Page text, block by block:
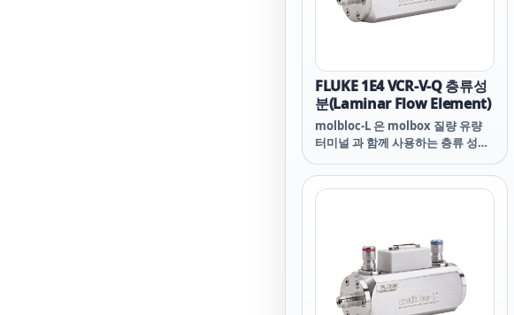
FLUKE 1E4 VCR-V-Q 층류성
분(Laminar Flow Element)
molbloc-L 은 molbox 질량 유량
터미널 과 함께 사용하는 층류 성분
Molbloc 의 유량 경로는 피스톤과
molbloc 몸체에 딱 맞는 동심원 구
molbloc 범위를 얻습니다. 고유량
범위 (1E4 이상)을 위해서는 대형
molbloc 몸체와 대형 동심원 bore
를 사용합니다.